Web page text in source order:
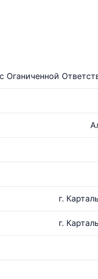
Оганиченной
г.
г.